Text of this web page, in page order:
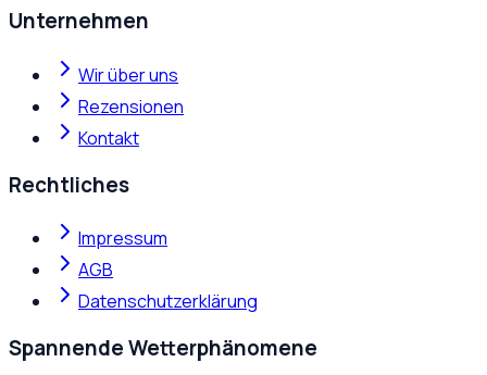
Unternehmen
Wir über uns
Rezensionen
Kontakt
Rechtliches
Impressum
AGB
Datenschutzerklärung
Spannende Wetterphänomene